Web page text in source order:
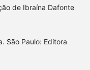
de Ibraína Dafonte
São Paulo: Editora